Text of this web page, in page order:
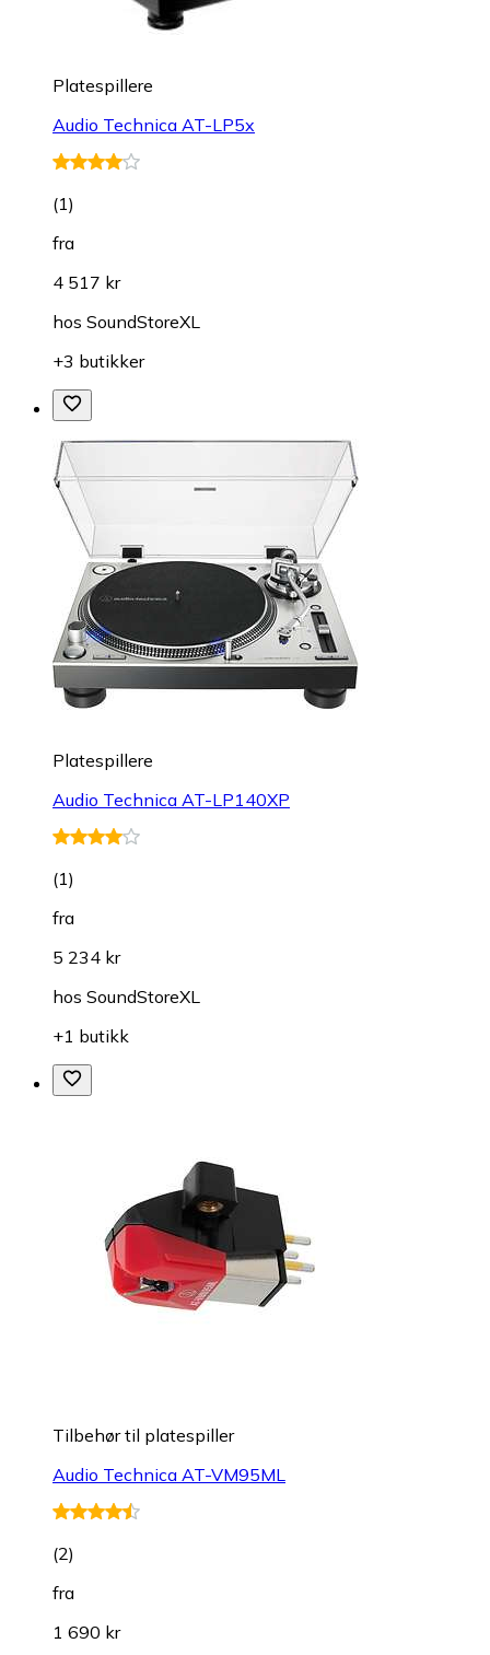
Platespillere
Audio Technica AT-LP5x
(1)
fra
4 517 kr
hos SoundStoreXL
+3 butikker
Platespillere
Audio Technica AT-LP140XP
(1)
fra
5 234 kr
hos SoundStoreXL
+1 butikk
Tilbehør til platespiller
Audio Technica AT-VM95ML
(2)
fra
1 690 kr